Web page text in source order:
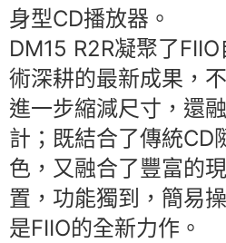
身型CD播放器。
DM15 R2R凝聚了
術深耕的最新成果，
進一步縮減尺寸，還
計；既結合了傳統CD
色，又融合了豐富的
置，功能獨到，簡易
是FIIO的全新力作。